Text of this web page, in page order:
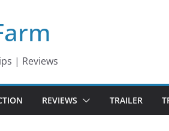
| Reviews
REVIEWS TRAILER